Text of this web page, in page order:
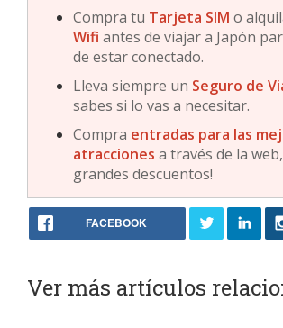
Compra tu Tarjeta SIM o
Wifi antes de viajar a Japón
de estar conectado.
Lleva siempre un Seguro de
sabes si lo vas a necesitar.
Compra entradas para las
atracciones a través de la web,
grandes descuentos!
FACEBOOK
Ver más artículos